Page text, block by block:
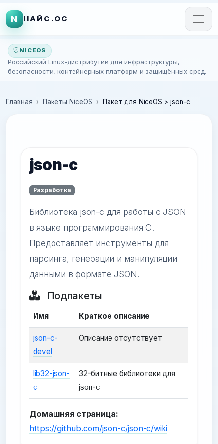
N НАЙС.ОС
NICEOS
Российский Linux-дистрибутив для инфраструктуры,
безопасности, контейнерных платформ и защищённых сред.
Главная Пакеты NiceOS Пакет для NiceOS > json-c
json-c
Разработка
Библиотека json-c для работы с JSON
в языке программирования C.
Предоставляет инструменты для
парсинга, генерации и манипуляции
данными в формате JSON.
Подпакеты
Имя Краткое описание
json-c-
devel
Описание отсутствует
lib32-json-
c
32-битные библиотеки для
json-c
Домашняя страница:
https://github.com/json-c/json-c/wiki